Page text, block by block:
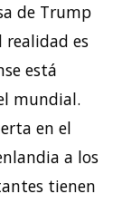
de Trump
realidad es
está
mundial.
en el
a los
tienen